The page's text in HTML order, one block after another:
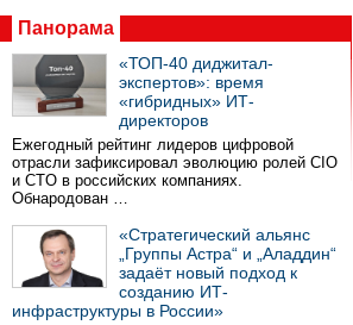
Панорама
«ТОП-40 диджитал-
экспертов»: время
«гибридных» ИТ-
директоров
Ежегодный рейтинг лидеров цифровой
отрасли зафиксировал эволюцию ролей CIO
и CTO в российских компаниях.
Обнародован …
«Стратегический альянс
„Группы Астра“ и „Аладдин“
задаёт новый подход к
созданию ИТ-
инфраструктуры в России»